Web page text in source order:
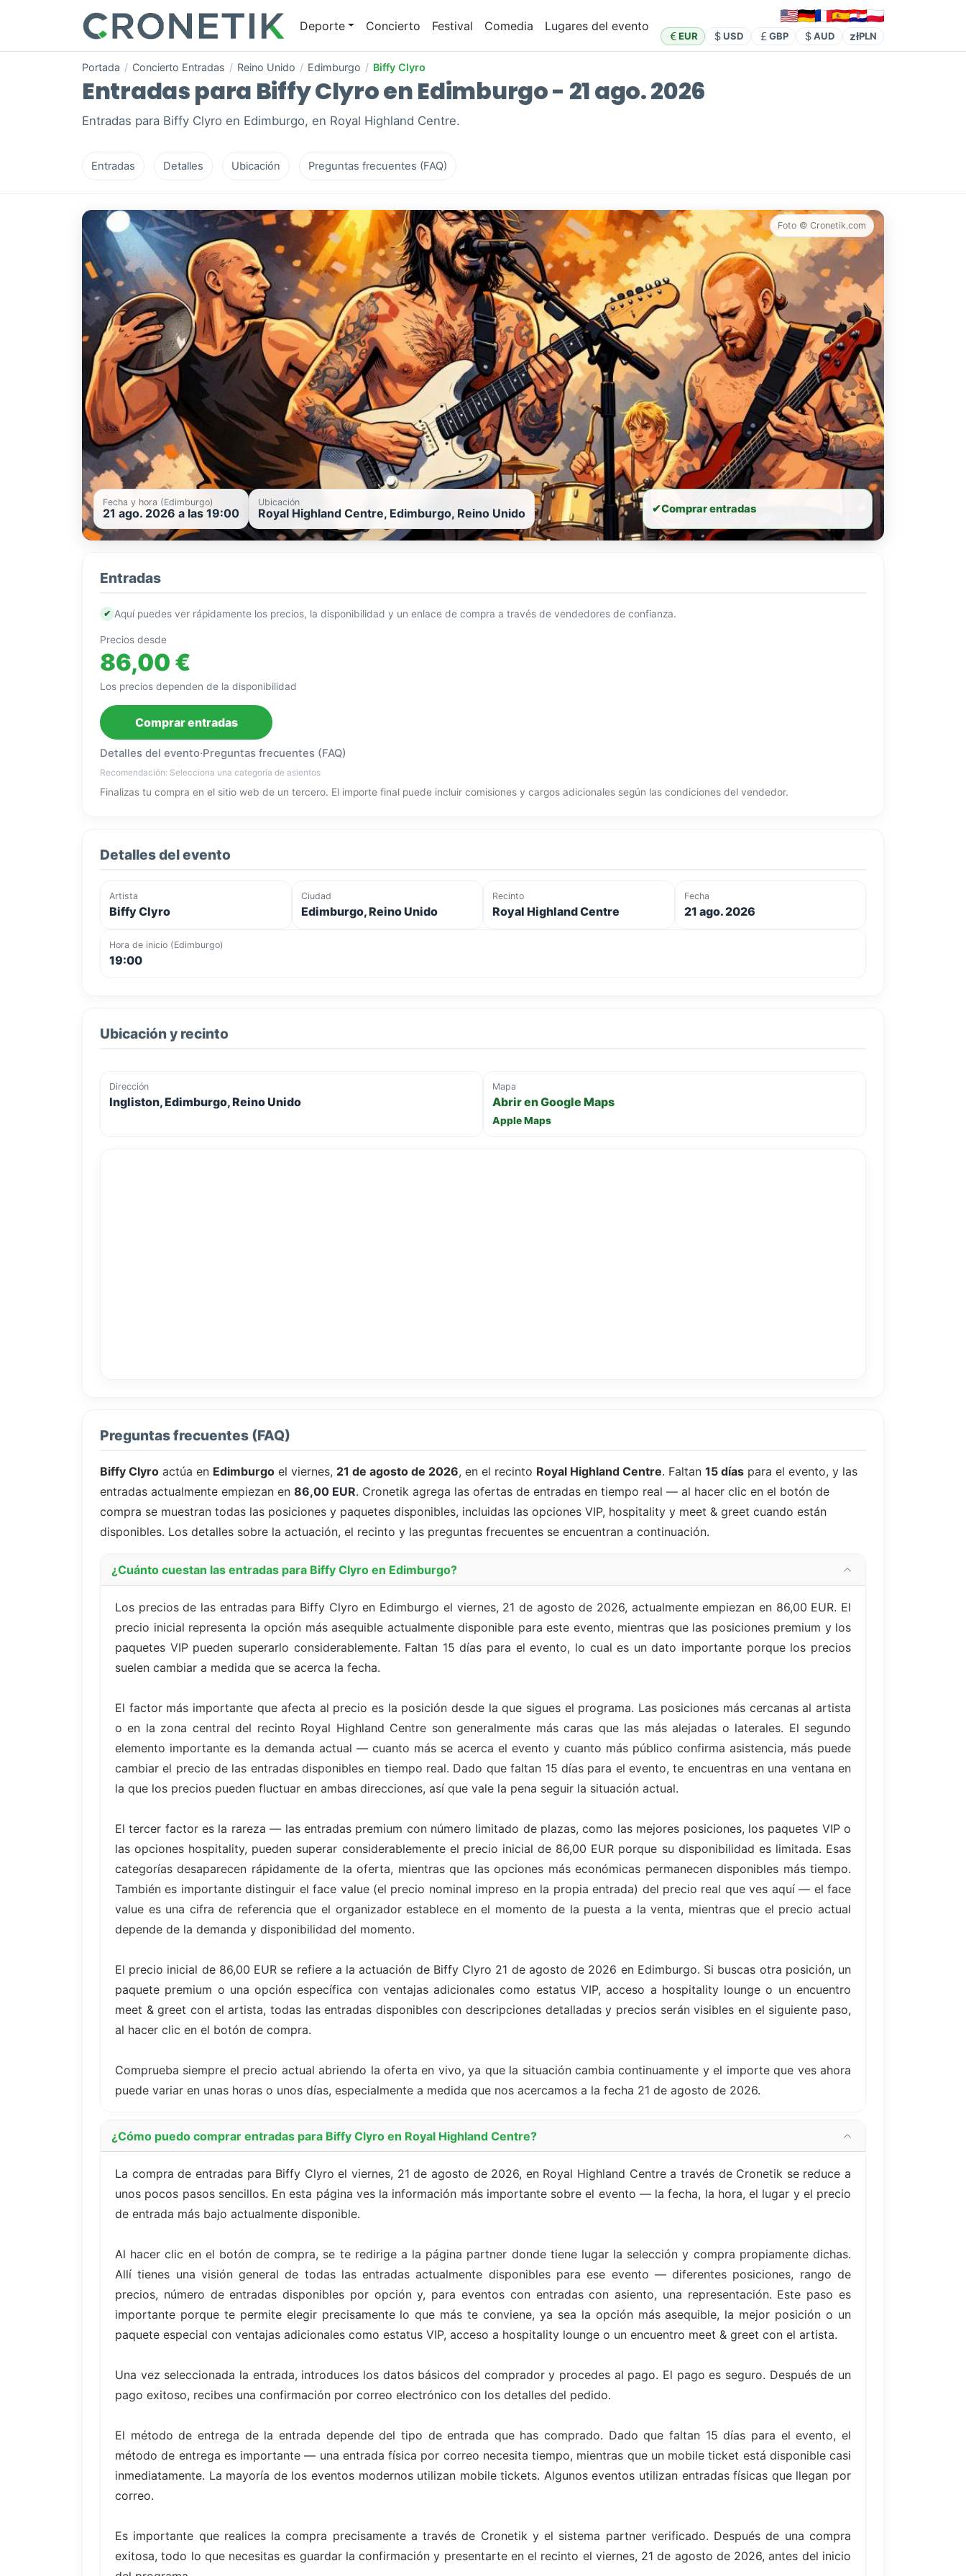
Deporte Concierto Festival Comedia Lugares del evento
EUR USD GBP AUD złPLN
Portada / Concierto Entradas / Reino Unido / Edimburgo / Biffy Clyro
Entradas para Biffy Clyro en Edimburgo - 21 ago. 2026
Entradas para Biffy Clyro en Edimburgo, en Royal Highland Centre.
Entradas Detalles Ubicación Preguntas frecuentes (FAQ)
Foto © Cronetik.com
Fecha y hora (Edimburgo)
21 ago. 2026 a las 19:00
Ubicación
Royal Highland Centre, Edimburgo, Reino Unido ✔Comprar entradas
Entradas
✔ Aquí puedes ver rápidamente los precios, la disponibilidad y un enlace de compra a través de vendedores de confianza.
Precios desde
86,00 €
Los precios dependen de la disponibilidad
Comprar entradas
Detalles del evento·Preguntas frecuentes (FAQ)
Recomendación: Selecciona una categoría de asientos
Finalizas tu compra en el sitio web de un tercero. El importe final puede incluir comisiones y cargos adicionales según las condiciones del vendedor.
Detalles del evento
Artista
Biffy Clyro
Ciudad
Edimburgo, Reino Unido
Recinto
Royal Highland Centre
Fecha
21 ago. 2026
Hora de inicio (Edimburgo)
19:00
Ubicación y recinto
Dirección
Ingliston, Edimburgo, Reino Unido
Mapa
Abrir en Google Maps
Apple Maps
Preguntas frecuentes (FAQ)
Biffy Clyro actúa en Edimburgo el viernes, 21 de agosto de 2026, en el recinto Royal Highland Centre. Faltan 15 días para el evento, y las
entradas actualmente empiezan en 86,00 EUR. Cronetik agrega las ofertas de entradas en tiempo real — al hacer clic en el botón de
compra se muestran todas las posiciones y paquetes disponibles, incluidas las opciones VIP, hospitality y meet & greet cuando están
disponibles. Los detalles sobre la actuación, el recinto y las preguntas frecuentes se encuentran a continuación.
¿Cuánto cuestan las entradas para Biffy Clyro en Edimburgo?
Los precios de las entradas para Biffy Clyro en Edimburgo el viernes, 21 de agosto de 2026, actualmente empiezan en 86,00 EUR. El
precio inicial representa la opción más asequible actualmente disponible para este evento, mientras que las posiciones premium y los
paquetes VIP pueden superarlo considerablemente. Faltan 15 días para el evento, lo cual es un dato importante porque los precios
suelen cambiar a medida que se acerca la fecha.
El factor más importante que afecta al precio es la posición desde la que sigues el programa. Las posiciones más cercanas al artista
o en la zona central del recinto Royal Highland Centre son generalmente más caras que las más alejadas o laterales. El segundo
elemento importante es la demanda actual — cuanto más se acerca el evento y cuanto más público confirma asistencia, más puede
cambiar el precio de las entradas disponibles en tiempo real. Dado que faltan 15 días para el evento, te encuentras en una ventana en
la que los precios pueden fluctuar en ambas direcciones, así que vale la pena seguir la situación actual.
El tercer factor es la rareza — las entradas premium con número limitado de plazas, como las mejores posiciones, los paquetes VIP o
las opciones hospitality, pueden superar considerablemente el precio inicial de 86,00 EUR porque su disponibilidad es limitada. Esas
categorías desaparecen rápidamente de la oferta, mientras que las opciones más económicas permanecen disponibles más tiempo.
También es importante distinguir el face value (el precio nominal impreso en la propia entrada) del precio real que ves aquí — el face
value es una cifra de referencia que el organizador establece en el momento de la puesta a la venta, mientras que el precio actual
depende de la demanda y disponibilidad del momento.
El precio inicial de 86,00 EUR se refiere a la actuación de Biffy Clyro 21 de agosto de 2026 en Edimburgo. Si buscas otra posición, un
paquete premium o una opción específica con ventajas adicionales como estatus VIP, acceso a hospitality lounge o un encuentro
meet & greet con el artista, todas las entradas disponibles con descripciones detalladas y precios serán visibles en el siguiente paso,
al hacer clic en el botón de compra.
Comprueba siempre el precio actual abriendo la oferta en vivo, ya que la situación cambia continuamente y el importe que ves ahora
puede variar en unas horas o unos días, especialmente a medida que nos acercamos a la fecha 21 de agosto de 2026.
¿Cómo puedo comprar entradas para Biffy Clyro en Royal Highland Centre?
La compra de entradas para Biffy Clyro el viernes, 21 de agosto de 2026, en Royal Highland Centre a través de Cronetik se reduce a
unos pocos pasos sencillos. En esta página ves la información más importante sobre el evento — la fecha, la hora, el lugar y el precio
de entrada más bajo actualmente disponible.
Al hacer clic en el botón de compra, se te redirige a la página partner donde tiene lugar la selección y compra propiamente dichas.
Allí tienes una visión general de todas las entradas actualmente disponibles para ese evento — diferentes posiciones, rango de
precios, número de entradas disponibles por opción y, para eventos con entradas con asiento, una representación. Este paso es
importante porque te permite elegir precisamente lo que más te conviene, ya sea la opción más asequible, la mejor posición o un
paquete especial con ventajas adicionales como estatus VIP, acceso a hospitality lounge o un encuentro meet & greet con el artista.
Una vez seleccionada la entrada, introduces los datos básicos del comprador y procedes al pago. El pago es seguro. Después de un
pago exitoso, recibes una confirmación por correo electrónico con los detalles del pedido.
El método de entrega de la entrada depende del tipo de entrada que has comprado. Dado que faltan 15 días para el evento, el
método de entrega es importante — una entrada física por correo necesita tiempo, mientras que un mobile ticket está disponible casi
inmediatamente. La mayoría de los eventos modernos utilizan mobile tickets. Algunos eventos utilizan entradas físicas que llegan por
correo.
Es importante que realices la compra precisamente a través de Cronetik y el sistema partner verificado. Después de una compra
exitosa, todo lo que necesitas es guardar la confirmación y presentarte en el recinto el viernes, 21 de agosto de 2026, antes del inicio